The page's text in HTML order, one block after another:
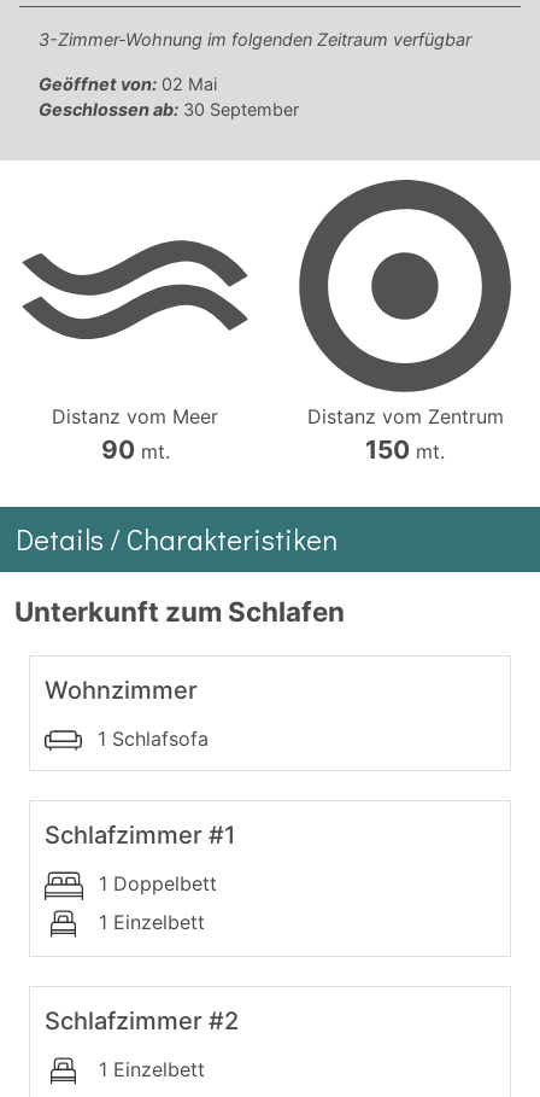
3-Zimmer-Wohnung im folgenden Zeitraum verfügbar
Geöffnet von: 02 Mai
Geschlossen ab: 30 September
Distanz vom Meer
90mt.
Distanz vom Zentrum
150 mt.
Details / Charakteristiken
Unterkunft zum Schlafen
Wohnzimmer
1 Schlafsofa
Schlafzimmer #1
1 Doppelbett
1 Einzelbett
Schlafzimmer #2
1 Einzelbett